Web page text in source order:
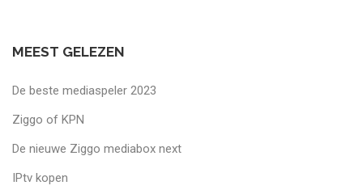
MEEST GELEZEN
De beste mediaspeler 2023
Ziggo of KPN
De nieuwe Ziggo mediabox next
IPtv kopen